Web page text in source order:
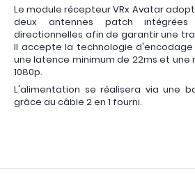
Le module récepteur VRx Avatar
deux antennes patch
directionnelles afin de garantir une
Il accepte la technologie d'encodage
une latence minimum de 22ms et une
1080p.
L'alimentation se réalisera via une
grâce au câble 2 en 1 fourni.